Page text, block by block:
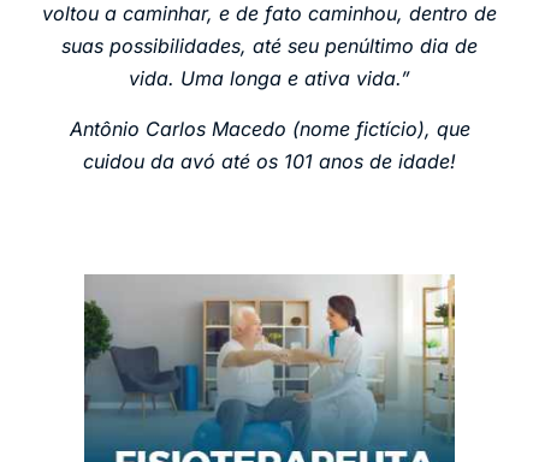
voltou a caminhar, e de fato caminhou, dentro de
suas possibilidades, até seu penúltimo dia de
vida. Uma longa e ativa vida.”
Antônio Carlos Macedo (nome fictício), que
cuidou da avó até os 101 anos de idade!